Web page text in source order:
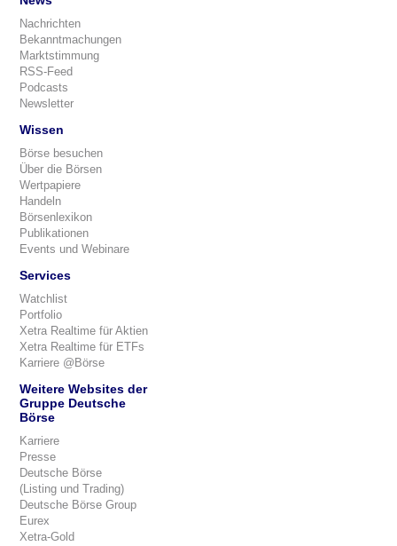
Nachrichten
Bekanntmachungen
Marktstimmung
RSS-Feed
Podcasts
Newsletter
Wissen
Börse besuchen
Über die Börsen
Wertpapiere
Handeln
Börsenlexikon
Publikationen
Events und Webinare
Services
Watchlist
Portfolio
Xetra Realtime für Aktien
Xetra Realtime für ETFs
Karriere @Börse
Weitere Websites der
Gruppe Deutsche
Börse
Karriere
Presse
Deutsche Börse
(Listing und Trading)
Deutsche Börse Group
Eurex
Xetra-Gold